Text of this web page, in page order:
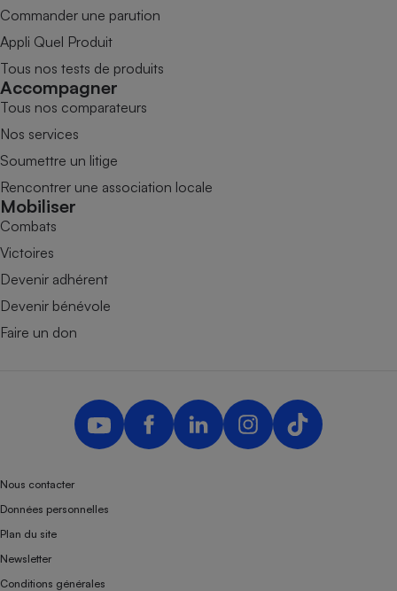
Commander une parution
Appli Quel Produit
Tous nos tests de produits
Accompagner
Tous nos comparateurs
Nos services
Soumettre un litige
Rencontrer une association locale
Mobiliser
Combats
Victoires
Devenir adhérent
Devenir bénévole
Faire un don
Nous contacter
Données personnelles
Plan du site
Newsletter
Conditions générales